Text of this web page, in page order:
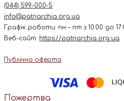
(044) 599-000-5
info@patriarchia.org.ua
Графік роботи: пн – пт з 10:00 до
Веб-сайт: https://patriarchia.org.ua
Публічна оферта
Пожертва